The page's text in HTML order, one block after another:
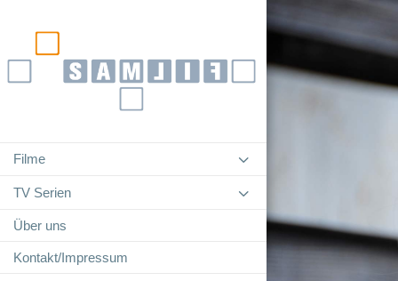
3
Filme
3
TV Serien
Über uns
Kontakt/Impressum